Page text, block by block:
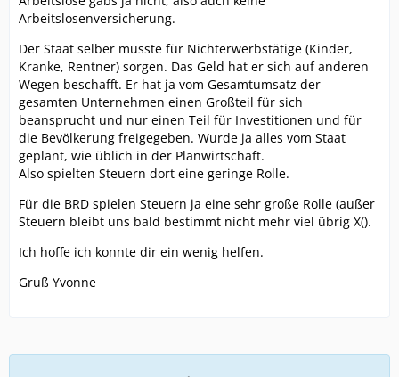
Arbeitslosenversicherung.
Der Staat selber musste für Nichterwerbstätige (Kinder,
Kranke, Rentner) sorgen. Das Geld hat er sich auf anderen
Wegen beschafft. Er hat ja vom Gesamtumsatz der
gesamten Unternehmen einen Großteil für sich
beansprucht und nur einen Teil für Investitionen und für
die Bevölkerung freigegeben. Wurde ja alles vom Staat
geplant, wie üblich in der Planwirtschaft.
Also spielten Steuern dort eine geringe Rolle.
Für die BRD spielen Steuern ja eine sehr große Rolle (außer
Steuern bleibt uns bald bestimmt nicht mehr viel übrig X().
Ich hoffe ich konnte dir ein wenig helfen.
Gruß Yvonne